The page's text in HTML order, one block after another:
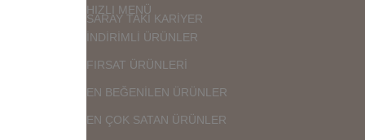
SARAY TAKI KARİYER
HIZLI MENÜ
İNDİRİMLİ ÜRÜNLER
FIRSAT ÜRÜNLERİ
EN BEĞENİLEN ÜRÜNLER
EN ÇOK SATAN ÜRÜNLER